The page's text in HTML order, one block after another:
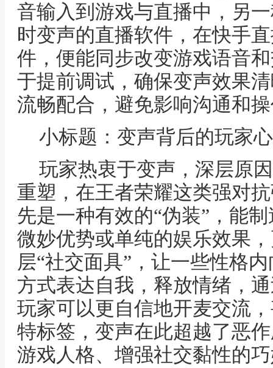
音输入到游戏与直播中，另
时变声的直播软件，在快手
件，便能同步改变游戏语音
于提前调试，确保变声效果
流畅配合，避免影响沟通和
小标题：变声背后的玩家
玩家热衷于变声，深层原
重塑，在王者荣耀这类强对
先是一种有效的“伪装”，能
微妙优势或单纯的娱乐效果
层“社交面具”，让一些性格
方式表达自我，释放情绪，
玩家可以更自信地开麦交流
特标签，变声在此超越了恶
游戏人格、增强社交黏性的